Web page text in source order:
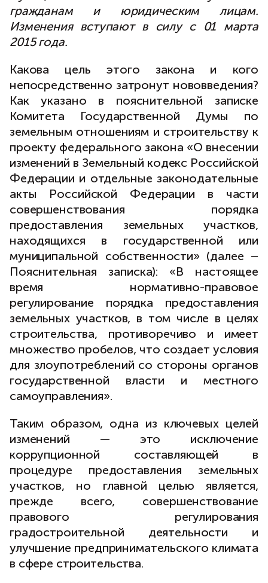
гражданам и юридическим лицам.
Изменения вступают в силу с 01 марта
2015 года.
Какова цель этого закона и кого
непосредственно затронут нововведения?
Как указано в пояснительной записке
Комитета Государственной Думы по
земельным отношениям и строительству к
проекту федерального закона «О внесении
изменений в Земельный кодекс Российской
Федерации и отдельные законодательные
акты Российской Федерации в части
совершенствования порядка
предоставления земельных участков,
находящихся в государственной или
муниципальной собственности» (далее –
Пояснительная записка): «В настоящее
время нормативно-правовое
регулирование порядка предоставления
земельных участков, в том числе в целях
строительства, противоречиво и имеет
множество пробелов, что создает условия
для злоупотреблений со стороны органов
государственной власти и местного
самоуправления».
Таким образом, одна из ключевых целей
изменений — это исключение
коррупционной составляющей в
процедуре предоставления земельных
участков, но главной целью является,
прежде всего, совершенствование
правового регулирования
градостроительной деятельности и
улучшение предпринимательского климата
в сфере строительства.